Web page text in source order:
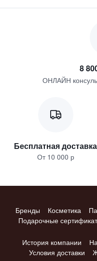
8
ОНЛАЙН
Бесплатная доставка
От 10 000 р
Бренды Косметика
Подарочные
История компании
Условия доставки